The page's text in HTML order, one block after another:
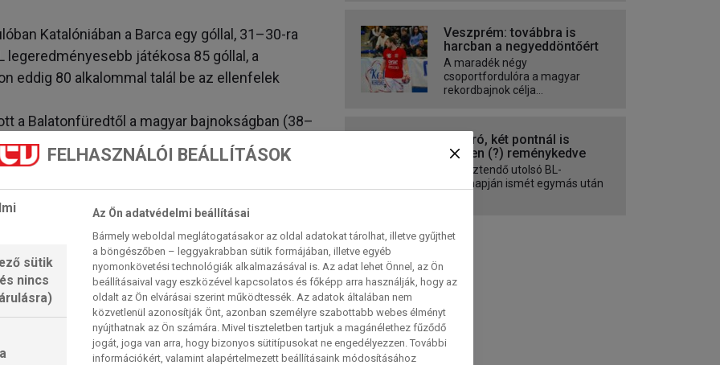
Katalóniában a Barca egy góllal, 31–30-ra
játékosa 85 góllal, a
eddig 80 alkalommal talál be az ellenfelek
a Balatonfüredtől a magyar bajnokságban (38–
a Liga Asobalban.
fontos számunkra. Idén egyetlen pontot sem
szeretnénk fejlődni. Jelenleg a
feljebb lépni, ehhez pedig le kell
a mérkőzés előtt Bodó Richárd, a kékek
vagyunk, de játékosként persze mindig
hogy élvezzék a meccset és éljenek a
és mi segítünk ebben. Remélhetőleg együtt
Makuc, a Barca szlovén irányítója.
Veszprém: továbbra is
harcban a negyeddöntőért
A maradék négy
csoportfordulóra a magyar
rekordbajnok célja...
Évzáró, két pontnál is
többen (?) reménykedve
Az esztendő utolsó BL-
játéknapján ismét egymás után
FELHASZNÁLÓI BEÁLLÍTÁSOK
sütik
nincs
Az Ön adatvédelmi beállításai
Bármely weboldal meglátogatásakor az oldal adatokat tárolhat, illetve gyűjthet
a böngészőben – leggyakrabban sütik formájában, illetve egyéb
nyomonkövetési technológiák alkalmazásával is. Az adat lehet Önnel, az Ön
beállításaival vagy eszközével kapcsolatos és főképp arra használják, hogy az
oldalt az Ön elvárásai szerint működtessék. Az adatok általában nem
közvetlenül azonosítják Önt, azonban személyre szabottabb webes élményt
nyújthatnak az Ön számára. Mivel tiszteletben tartjuk a magánélethez fűződő
jogát, joga van arra, hogy bizonyos sütitípusokat ne engedélyezzen. További
információkért, valamint alapértelmezett beállításaink módosításához